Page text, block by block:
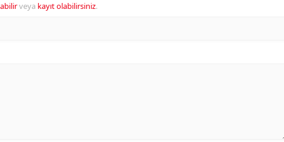
veya kayıt olabilirsiniz.